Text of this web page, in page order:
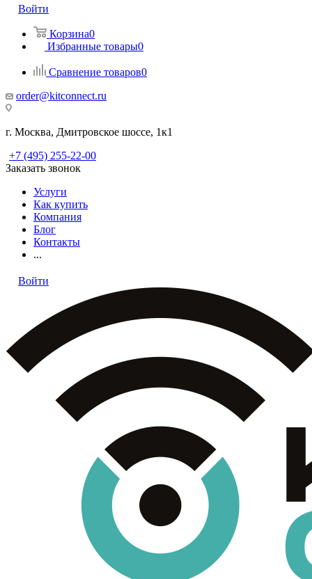
Войти
Корзина0
Избранные товары0
Сравнение товаров0
order@kitconnect.ru
г. Москва, Дмитровское шоссе, 1к1
+7 (495) 255-22-00
Заказать звонок
Услуги
Как купить
Компания
Блог
Контакты
...
Войти